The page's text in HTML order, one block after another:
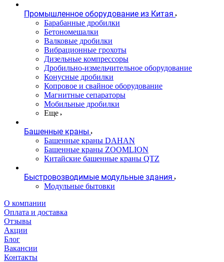
Промышленное оборудование из Китая
Барабанные дробилки
Бетономешалки
Валковые дробилки
Вибрационные грохоты
Дизельные компрессоры
Дробильно-измельчительное оборудование
Конусные дробилки
Копровое и свайное оборудование
Магнитные сепараторы
Мобильные дробилки
Еще
Башенные краны
Башенные краны DAHAN
Башенные краны ZOOMLION
Китайские башенные краны QTZ
Быстровозводимые модульные здания
Модульные бытовки
О компании
Оплата и доставка
Отзывы
Акции
Блог
Вакансии
Контакты